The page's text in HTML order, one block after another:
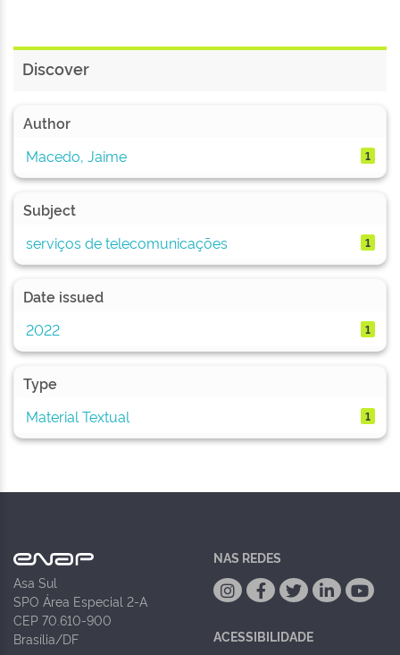
Discover
Author
Macedo, Jaime
1
Subject
serviços de telecomunicações
1
Date issued
2022
1
Type
Material Textual
1
Asa Sul
SPO Área Especial 2-A
CEP 70.610-900
Brasília/DF
NAS REDES
ACESSIBILIDADE